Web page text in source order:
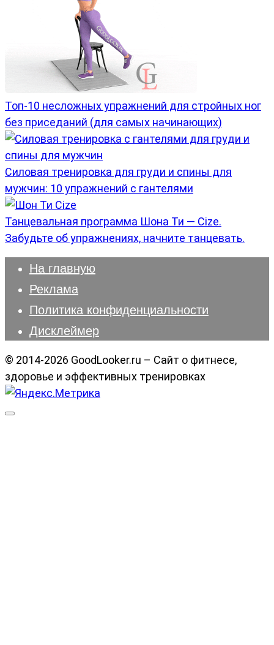
Топ-10 несложных упражнений для стройных ног
без приседаний (для самых начинающих)
Силовая тренировка для груди и спины для
мужчин: 10 упражнений с гантелями
Танцевальная программа Шона Ти — Cize.
Забудьте об упражнениях, начните танцевать.
На главную
Реклама
Политика конфиденциальности
Дисклеймер
© 2014-2026 GoodLooker.ru – Сайт о фитнесе,
здоровье и эффективных тренировках